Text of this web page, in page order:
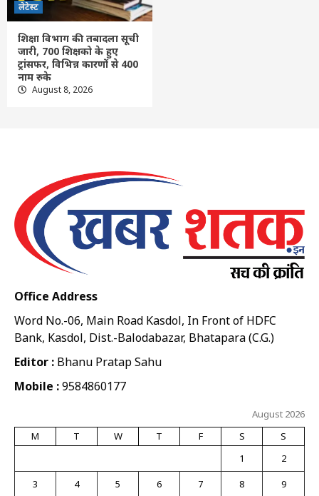
लेटेस्ट
शिक्षा विभाग की तबादला सूची
जारी, 700 शिक्षको के हुए
ट्रांसफर, विभिन्न कारणों से 400
नाम रुके
August 8, 2026
Office Address
Word No.-06, Main Road Kasdol, In Front of HDFC
Bank, Kasdol, Dist.-Balodabazar, Bhatapara (C.G.)
Editor : Bhanu Pratap Sahu
Mobile :9584860177
August 2026
M
T W T F S
S
1
2
3
4 5 6 7 8 9